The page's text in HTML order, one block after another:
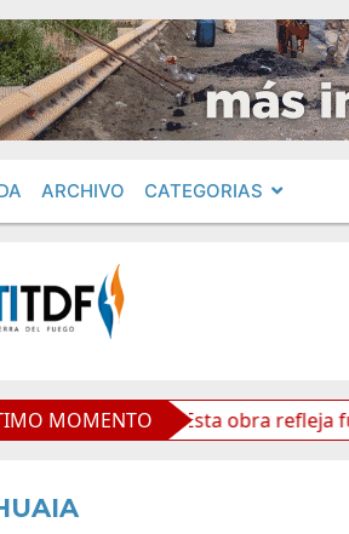
ARCHIVO CATEGORIAS
MOMENTO
Vuoto: “Esta obra refleja futuro y